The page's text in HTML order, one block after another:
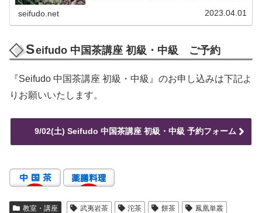
seifudo.net 2023.04.01
Seifudo 中国茶講座 初級・中級 ご予約
『Seifudo 中国茶講座 初級・中級』のお申し込みは下記よ
りお願いいたします。
9/02(土) Seifudo 中国茶講座 初級・中級 予約フォーム
教室・講座 武夷岩茶 沱茶 餅茶 鳳凰単叢